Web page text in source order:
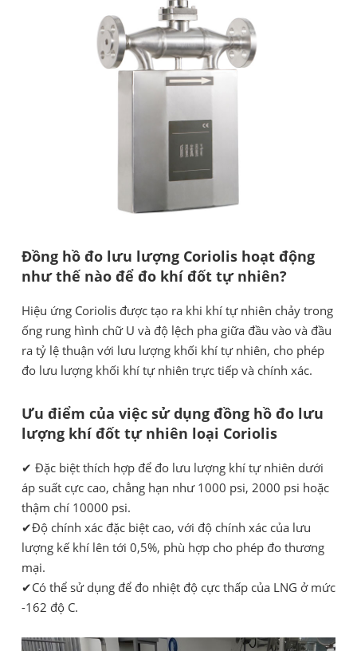
Đồng hồ đo lưu lượng Coriolis hoạt động
như thế nào để đo khí đốt tự nhiên?
Hiệu ứng Coriolis được tạo ra khi khí tự nhiên chảy trong
ống rung hình chữ U và độ lệch pha giữa đầu vào và đầu
ra tỷ lệ thuận với lưu lượng khối khí tự nhiên, cho phép
đo lưu lượng khối khí tự nhiên trực tiếp và chính xác.
Ưu điểm của việc sử dụng đồng hồ đo lưu
lượng khí đốt tự nhiên loại Coriolis
✔ Đặc biệt thích hợp để đo lưu lượng khí tự nhiên dưới
áp suất cực cao, chẳng hạn như 1000 psi, 2000 psi hoặc
thậm chí 10000 psi.
✔Độ chính xác đặc biệt cao, với độ chính xác của lưu
lượng kế khí lên tới 0,5%, phù hợp cho phép đo thương
mại.
✔Có thể sử dụng để đo nhiệt độ cực thấp của LNG ở mức
-162 độ C.